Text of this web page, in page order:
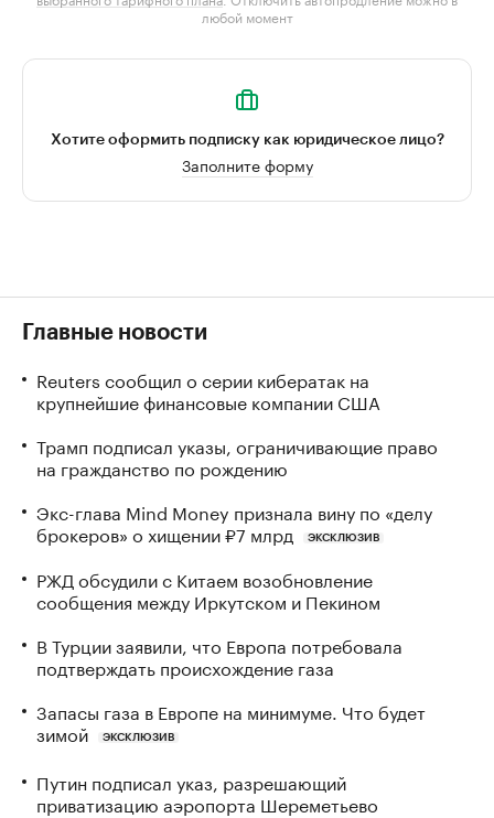
любой момент
Хотите оформить подписку как юридическое лицо?
Заполните форму
Главные новости
Reuters сообщил о серии кибератак на
крупнейшие финансовые компании США
Трамп подписал указы, ограничивающие право
на гражданство по рождению
Экс-глава Mind Money признала вину по «делу
брокеров» о хищении ₽7 млрд
ЭКСКЛЮЗИВ
РЖД обсудили с Китаем возобновление
сообщения между Иркутском и Пекином
В Турции заявили, что Европа потребовала
подтверждать происхождение газа
Запасы газа в Европе на минимуме. Что будет
зимой
ЭКСКЛЮЗИВ
Путин подписал указ, разрешающий
приватизацию аэропорта Шереметьево